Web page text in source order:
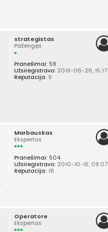
strategistas
Pažengęs
Pranešimai: 59
Užsiregistravo: 2019-06-26, 15:17
Reputacija: 9
Marbauskas
Ekspertas
Pranešimai: 504
Užsiregistravo: 2010-10-15, 09:07
Reputacija: 18
Operatore
Ekspertas